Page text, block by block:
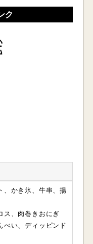
ク
、かき氷、牛串、揚
ス、肉巻きおにぎ
べい、ディッピンド